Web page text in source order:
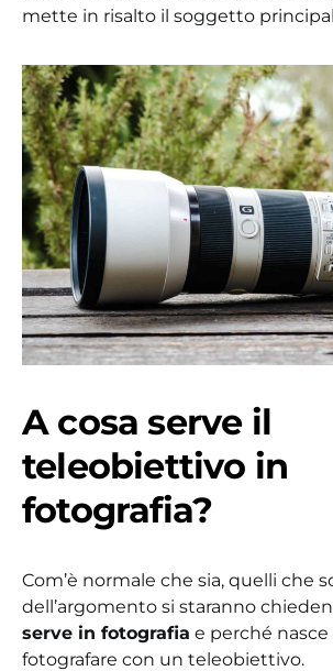
mette in risalto il soggetto
A cosa serve il
teleobiettivo in
fotografia?
Com’è normale che sia, quelli che
dell’argomento si staranno
serve in fotografia e perché
fotografare con un teleobiettivo.